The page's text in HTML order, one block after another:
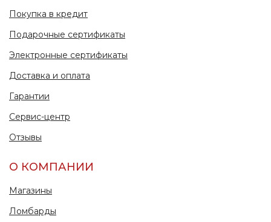
Покупка в кредит
Подарочные сертификаты
Электронные сертификаты
Доставка и оплата
Гарантии
Сервис-центр
Отзывы
О КОМПАНИИ
Магазины
Ломбарды